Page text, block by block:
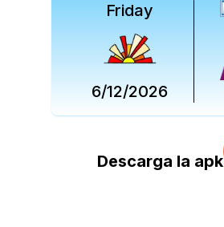
Friday
6/12/2026
Descarga la apk